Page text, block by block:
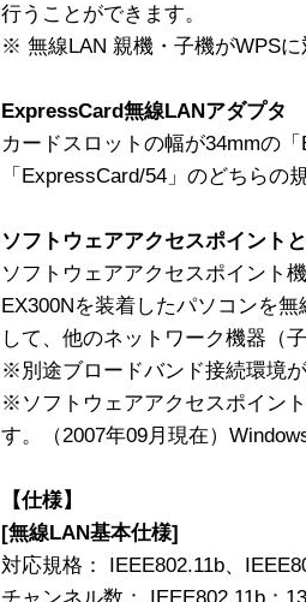
行うことができます。
※ 無線LAN 親機・子機がWPS
ExpressCard無線LANアダプタ
カードスロットの幅が34mmの
「ExpressCard/54」のどちら
ソフトウェアアクセスポイント
ソフトウェアアクセスポイント
EX300Nを装着したパソコンを
して、他のネットワーク機器（
※別途ブロードバンド接続環境
※ソフトウェアアクセスポイン
す。（2007年09月現在）
【仕様】
[無線LAN基本仕様]
対応規格： IEEE802.11b、